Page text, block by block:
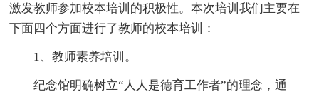
激发教师参加校本培训的积极性。本次培训我们主要在
下面四个方面进行了教师的校本培训：
1、教师素养培训。
纪念馆明确树立“人人是德育工作者”的理念，通